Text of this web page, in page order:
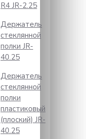
R4 JR-2.25
Держатель
стеклянной
полки JR-
40.25
Держатель
стеклянной
полки
пластиковый
(плоский) JR-
40.25